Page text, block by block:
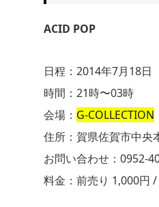
ACID POP
日程：2014年7月18日
時間：21時〜03時
会場： G-COLLECTION
住所：賀県佐賀市中央
お問い合わせ：0952-
料金：前売り 1,000円